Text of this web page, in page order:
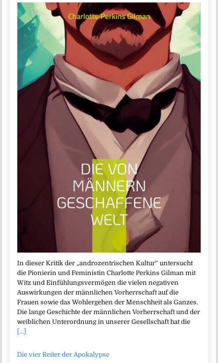
In dieser Kritik der „androzentrischen Kultur“ untersucht
die Pionierin und Feministin Charlotte Perkins Gilman mit
Witz und Einfühlungsvermögen die vielen negativen
Auswirkungen der männlichen Vorherrschaft auf die
Frauen sowie das Wohlergehen der Menschheit als Ganzes.
Die lange Geschichte der männlichen Vorherrschaft und der
weiblichen Unterordnung in unserer Gesellschaft hat die
[...]
Die vier Reiter der Apokalypse